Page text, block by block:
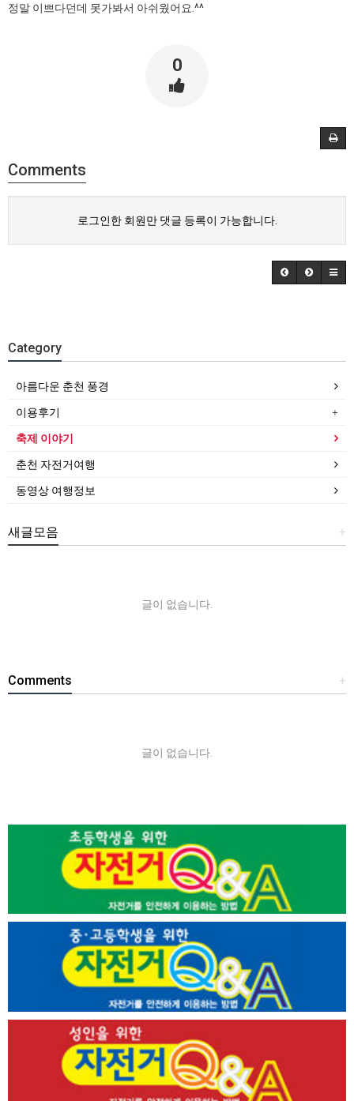
정말 이쁘다던데 못가봐서 아쉬웠어요.^^
0
Comments
로그인한 회원만 댓글 등록이 가능합니다.
Category
아름다운 춘천 풍경
이용후기
축제 이야기
춘천 자전거여행
동영상 여행정보
+
새글모음
글이 없습니다.
+
Comments
글이 없습니다.